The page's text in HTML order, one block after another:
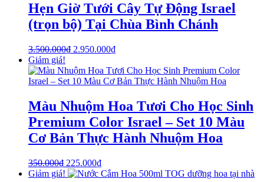
Hẹn Giờ Tưới Cây Tự Động Israel
(trọn bộ) Tại Chùa Bình Chánh
3.500.000₫ 2.950.000₫
Giảm giá!
Màu Nhuộm Hoa Tươi Cho Học Sinh
Premium Color Israel – Set 10 Màu
Cơ Bản Thực Hành Nhuộm Hoa
350.000₫ 225.000₫
Giảm giá!